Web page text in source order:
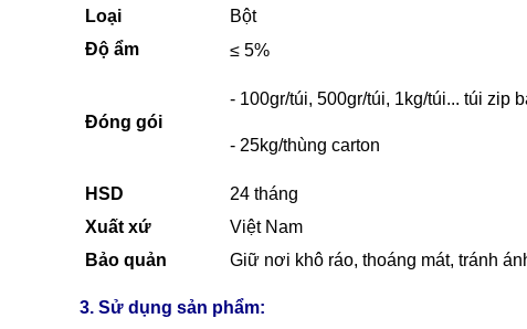
Loại
Bột
Độ ẩm
≤ 5%
Đóng gói
- 100gr/túi, 500gr/túi, 1kg/túi... túi zip
- 25kg/thùng carton
HSD
24 tháng
Xuất xứ
Việt Nam
Bảo quản
Giữ nơi khô ráo, thoáng mát, tránh
3. Sử dụng sản phẩm: